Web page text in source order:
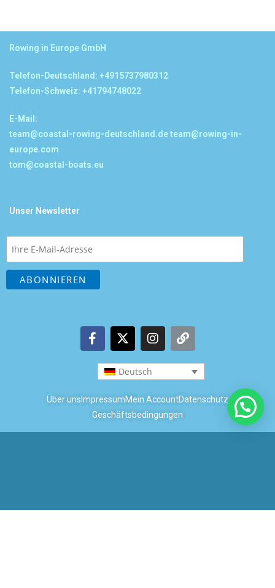
Rowing in Europe GmbH
Telefon-Deutschland: +4915737980312
Telefon-Schweiz: +41794748022
E-Mail:
team@coastal-rowing-deutschland.deteam@rowing-in-
europe.com
tom@coastal-boats.eu
Unser Newsletter
Deutsch
Über uns ImpressumMein AccountDatenschutz
Geschäftsbedingungen